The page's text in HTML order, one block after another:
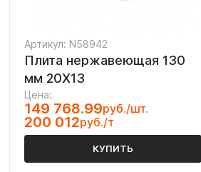
Артикул: N58942
Плита нержавеющая 130
мм 20Х13
Цена:
149 768.99руб./шт.
200 012руб./т
КУПИТЬ